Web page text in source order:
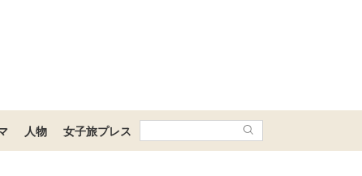
人物 女子旅プレス